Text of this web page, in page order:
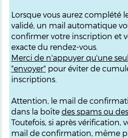
Lorsque vous aurez complété
validé, un mail automatique
confirmer votre inscription et
exacte du rendez-vous.
Merci de n'appuyer qu'une
"envoyer" pour éviter de
inscriptions.
Attention, le mail de
dans la boîte des spams ou
Toutefois, si après vérification,
mail de confirmation, même